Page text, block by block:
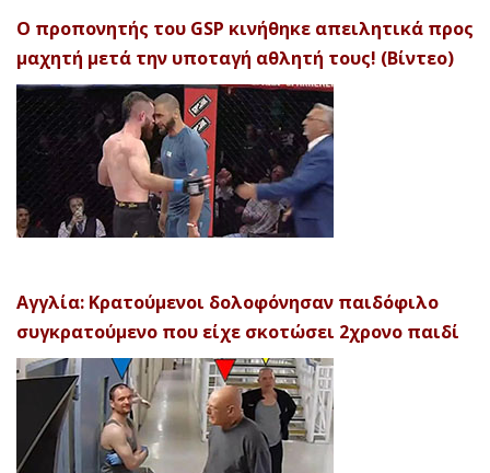
Ο προπονητής του GSP κινήθηκε απειλητικά προς
μαχητή μετά την υποταγή αθλητή τους! (Βίντεο)
Αγγλία: Κρατούμενοι δολοφόνησαν παιδόφιλο
συγκρατούμενο που είχε σκοτώσει 2χρονο παιδί